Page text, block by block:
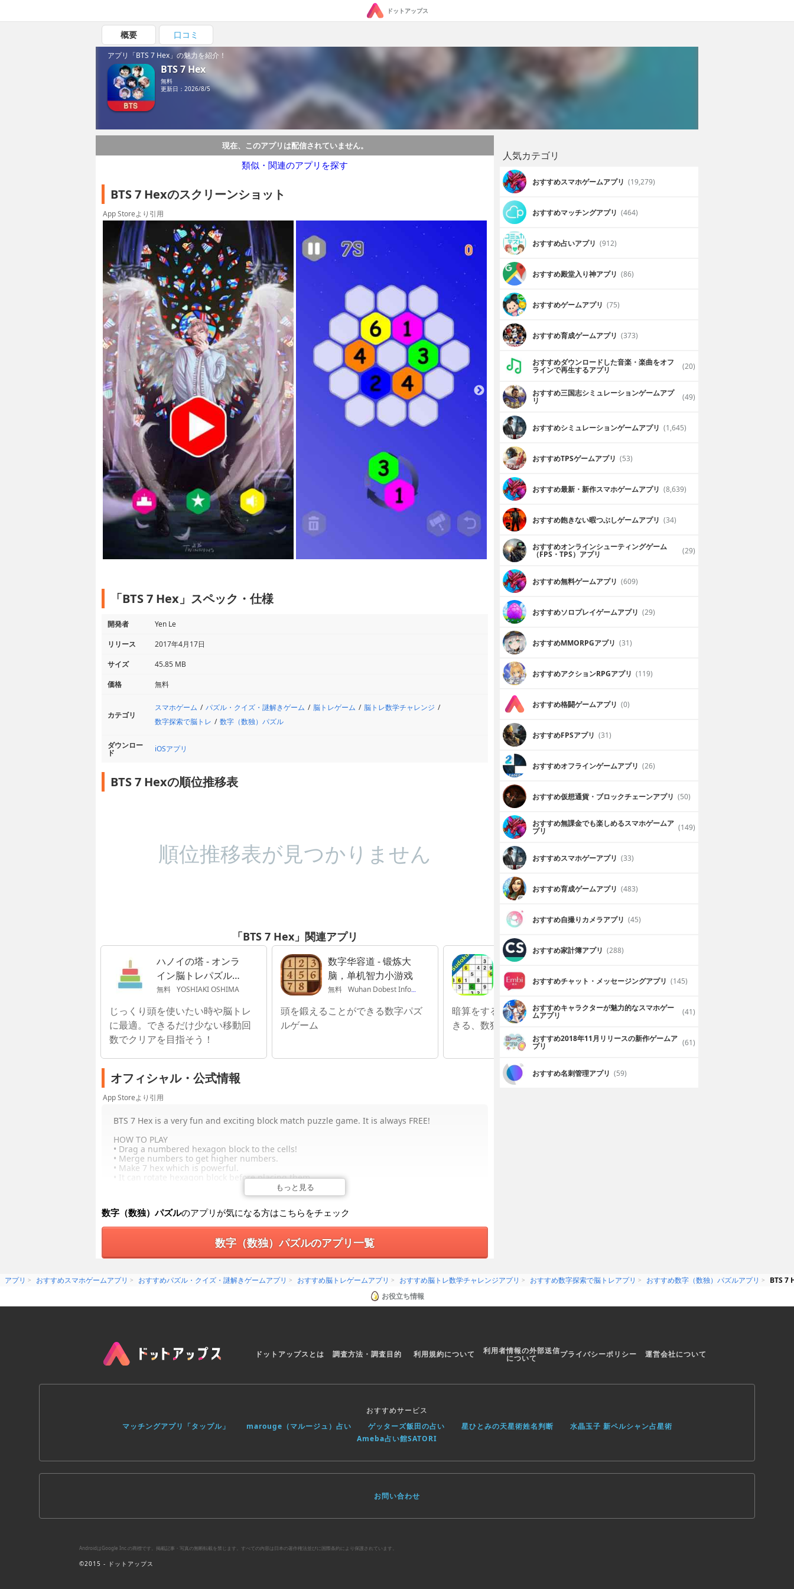
ドットアップス
概要 口コミ
アプリ「BTS 7 Hex」の魅力を紹介！
BTS 7 Hex
無料
更新日：2026/8/5
現在、このアプリは配信されていません。
類似・関連のアプリを探す
BTS 7 Hexのスクリーンショット
App Storeより引用
「BTS 7 Hex」スペック・仕様
開発者
Yen Le
リリース
2017年4月17日
サイズ
45.85 MB
価格
無料
カテゴリ
スマホゲーム パズル・クイズ・謎解きゲーム 脳トレゲーム
脳トレ数学チャレンジ
数字探索で脳トレ
数字（数独）パズル
ダウンロー
ド iOSアプリ
BTS 7 Hexの順位推移表
順位推移表が見つかりません
「BTS 7 Hex」関連アプリ
ハノイの塔 - オンラ
イン脳トレパズルゲ
ーム -
無料 YOSHIAKI OSHIMA
じっくり頭を使いたい時や脳トレ
に最適。できるだけ少ない移動回
数でクリアを目指そう！
数字华容道 - 锻炼大
脑，单机智力小游戏
無料 Wuhan Dobest Information Technology Co, Ltd.
頭を鍛えることができる数字パズ
ルゲーム
数独 - Sudokuロジッ
クゲーム
無料 Yip Tak Keung
暗算をする習慣を付けることがで
きる、数独 - Sudokuロジック
Sudoku Game
理系脳をこのアプリで作成！ゲー
Sudoku Game
オフィシャル・公式情報
App Storeより引用
もっと見る
BTS 7 Hex is a very fun and exciting block match puzzle game. It is always FREE!
HOW TO PLAY
• Drag a numbered hexagon block to the cells!
• Merge numbers to get higher numbers.
• Make 7 hex which is powerful.
• It can rotate hexagon block before placing them.
• Rap Monster (Kim Namjoon; 김남준) – Leader, Rapper
• Jin (Kim Seokjin; 김석진) – Vocalist
• Suga (Min Yoongi; 민윤기) – Rapper
• J-Hope (Jung Hoseok; 정호석) – Rapper, Dancer
• Jimin (Park Jimin; 박지민) – Vocalist, Dancer
Thanks for playing!
数字（数独）パズルのアプリが気になる方はこちらをチェック
数字（数独）パズルのアプリ一覧
人気カテゴリ
おすすめスマホゲームアプリ (19,279)
おすすめマッチングアプリ (464)
おすすめ占いアプリ (912)
おすすめ殿堂入り神アプリ (86)
おすすめゲームアプリ (75)
おすすめ育成ゲームアプリ (373)
おすすめダウンロードした音楽・楽曲をオフ
ラインで再生するアプリ (20)
おすすめ三国志シミュレーションゲームアプ
リ (49)
おすすめシミュレーションゲームアプリ (1,645)
おすすめTPSゲームアプリ (53)
おすすめ最新・新作スマホゲームアプリ (8,639)
おすすめ飽きない暇つぶしゲームアプリ (34)
おすすめオンラインシューティングゲーム
（FPS・TPS）アプリ (29)
おすすめ無料ゲームアプリ (609)
おすすめソロプレイゲームアプリ (29)
おすすめ MMORPGアプリ (31)
おすすめアクションRPGアプリ (119)
おすすめ格闘ゲームアプリ (0)
おすすめFPSアプリ (31)
おすすめオフラインゲームアプリ (26)
おすすめ仮想通貨・ブロックチェーンアプリ (50)
おすすめ無課金でも楽しめるスマホゲームア
プリ (149)
おすすめスマホゲーアプリ (33)
おすすめ育成ゲームアプリ (483)
おすすめ自撮りカメラアプリ (45)
おすすめ家計簿アプリ (288)
おすすめチャット・メッセージングアプリ (145)
おすすめキャラクターが魅力的なスマホゲー
ムアプリ (41)
おすすめ2018年11月リリースの新作ゲームア
プリ (61)
おすすめ名刺管理アプリ (59)
アプリ おすすめスマホゲームアプリ おすすめパズル・クイズ・謎解きゲームアプリ おすすめ脳トレゲームアプリ おすすめ脳トレ数学チャレンジアプリ おすすめ数字探索で脳トレアプリ おすすめ数字（数独）パズルアプリ
BTS 7
お役立ち情報
ドットアップスとは 調査方法・調査目的 利用規約について 利用者情報の外部送信
について プライバシーポリシー 運営会社について
おすすめサービス
マッチングアプリ「タップル」
marouge（マルージュ）占い ゲッターズ飯田の占い 星ひとみの天星術姓名判断
水晶玉子 新ペルシャン占星術
Ameba占い館SATORI
お問い合わせ
AndroidはGoogle Inc.の商標です。掲載記事・写真の無断転載を禁じます。すべての内容は日本の著作権法並びに国際条約により保護されています。
©2015 - ドットアップス